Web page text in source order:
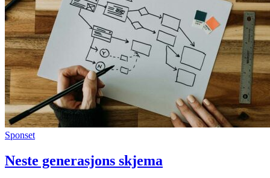
Sponset
Neste generasjons skjema